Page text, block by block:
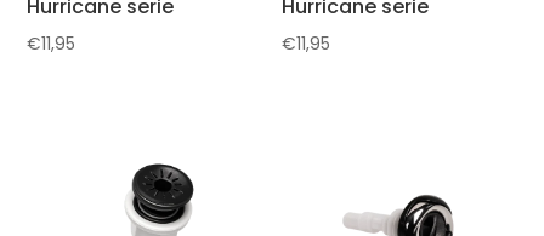
Hurricane serie
€11,95
Hurricane serie
€11,95